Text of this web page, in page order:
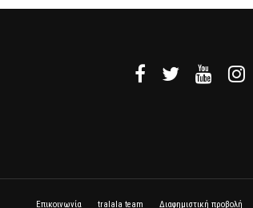
Επικοινωνία tralala team Διαφημιστική προβολή